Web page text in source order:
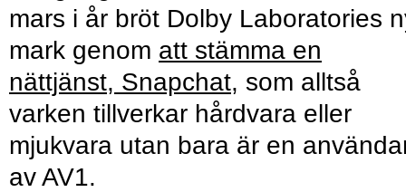
mars i år bröt Dolby Laboratories
mark genom att stämma en
nättjänst, Snapchat, som alltså
varken tillverkar hårdvara eller
mjukvara utan bara är en
av AV1.